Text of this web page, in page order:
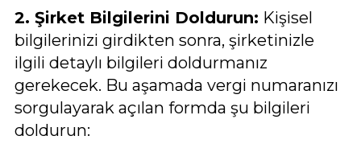
2. Şirket Bilgilerini Doldurun: Kişisel
bilgilerinizi girdikten sonra, şirketinizle
ilgili detaylı bilgileri doldurmanız
gerekecek. Bu aşamada vergi numaranızı
sorgulayarak açılan formda şu bilgileri
doldurun: